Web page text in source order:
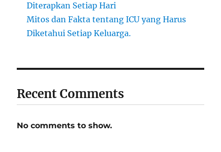
Diterapkan Setiap Hari
Mitos dan Fakta tentang ICU yang Harus
Diketahui Setiap Keluarga.
Recent Comments
No comments to show.